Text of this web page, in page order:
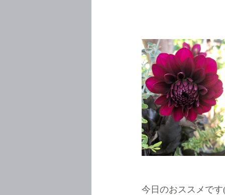
今日のおススメで